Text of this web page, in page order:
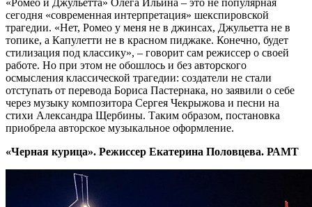
сегодня «современная интерпретация» шекспировской
трагедии. «Нет, Ромео у меня не в джинсах, Джульетта не в
топике, а Капулетти не в красном пиджаке. Конечно, будет
стилизация под классику», – говорит сам режиссер о своей
работе. Но при этом не обошлось и без авторского
осмысления классической трагедии: создатели не стали
отступать от перевода Бориса Пастернака, но заявили о себе
через музыку композитора Сергея Чекрыжова и песни на
стихи Александра Щербины. Таким образом, постановка
приобрела авторское музыкальное оформление.
«Черная курица». Режиссер Екатерина Половцева. РАМТ